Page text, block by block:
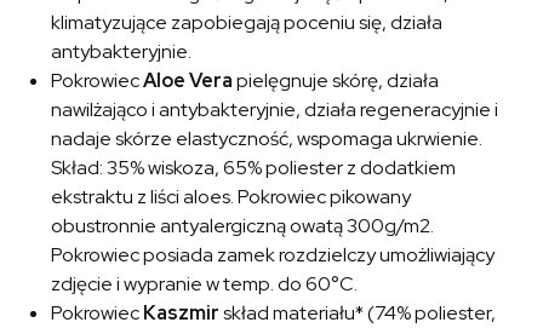
klimatyzujące zapobiegają poceniu się, działa
antybakteryjnie.
PokrowiecAloe Verapielęgnuje skórę, działa
nawilżająco i antybakteryjnie, działa regeneracyjnie i
nadaje skórze elastyczność, wspomaga ukrwienie.
Skład: 35% wiskoza, 65% poliester z dodatkiem
ekstraktu z liści aloes. Pokrowiec pikowany
obustronnie antyalergiczną owatą 300g/m2.
Pokrowiec posiada zamek rozdzielczy umożliwiający
zdjęcie i wypranie w temp. do 60°C.
PokrowiecKaszmirskład materiału* (74% poliester,